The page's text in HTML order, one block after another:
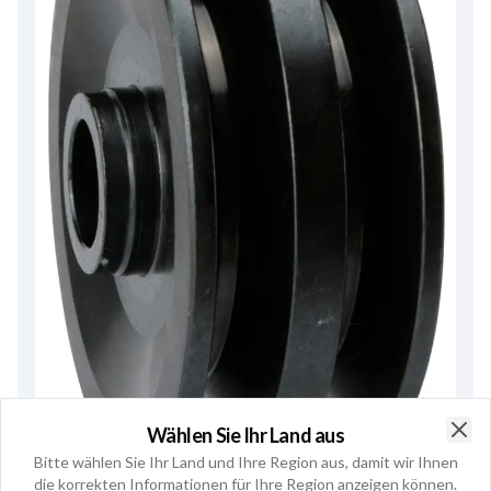
Wählen Sie Ihr Land aus
Bitte wählen Sie Ihr Land und Ihre Region aus, damit wir Ihnen
die korrekten Informationen für Ihre Region anzeigen können.